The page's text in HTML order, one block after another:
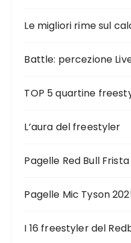
Le migliori rime sul
Battle: percezione
TOP 5 quartine
L’aura del freestyler
Pagelle Red Bull
Pagelle Mic Tyson
I 16 freestyler del